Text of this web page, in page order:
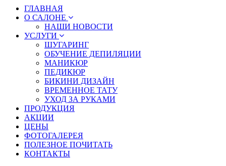
ГЛАВНАЯ
О САЛОНЕ
НАШИ НОВОСТИ
УСЛУГИ
ШУГАРИНГ
ОБУЧЕНИЕ ДЕПИЛЯЦИИ
МАНИКЮР
ПЕДИКЮР
БИКИНИ ДИЗАЙН
ВРЕМЕННОЕ ТАТУ
УХОД ЗА РУКАМИ
ПРОДУКЦИЯ
АКЦИИ
ЦЕНЫ
ФОТОГАЛЕРЕЯ
ПОЛЕЗНОЕ ПОЧИТАТЬ
КОНТАКТЫ